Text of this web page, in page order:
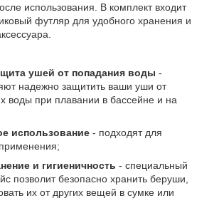
использования. В комплект входит
футляр для удобного хранения и
ушей от попадания воды -
надежно защитить ваши уши от
воды при плавании в бассейне и на
использование - подходят для
и гигиеничность - специальный
позволит безопасно хранить беруши,
их от других вещей в сумке или